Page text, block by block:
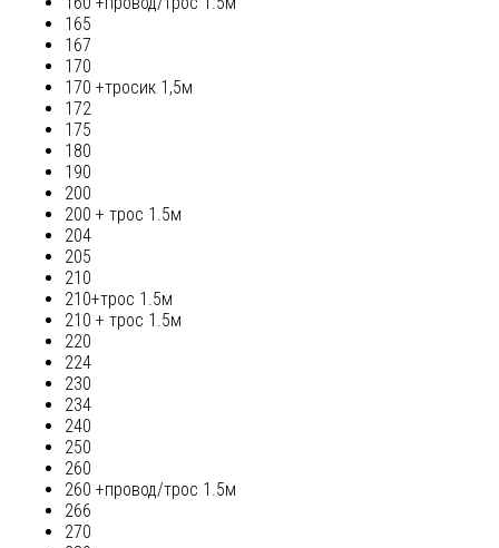
165
167
170
170 +тросик 1,5м
172
175
180
190
200
200 + трос 1.5м
204
205
210
210+трос 1.5м
210 + трос 1.5м
220
224
230
234
240
250
260
260 +провод/трос 1.5м
266
270